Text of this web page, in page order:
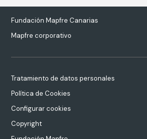
Fundación Mapfre Canarias
Mapfre corporativo
Tratamiento de datos personales
Política de Cookies
Configurar cookies
Copyright